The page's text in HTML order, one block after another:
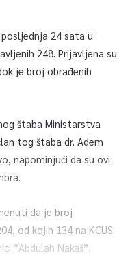
24 sata u
248. Prijavljena su
je broj obrađenih
štaba Ministarstva
tog štaba dr. Adem
napominjući da su ovi
da je broj
od kojih 134 na KCUS-
“Abdulah Nakaš”.